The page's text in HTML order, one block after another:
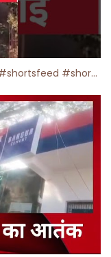
होतक में अचानक आग लगने से मचा हड़कंप ! #shortsfeed #shorts #viralshorts